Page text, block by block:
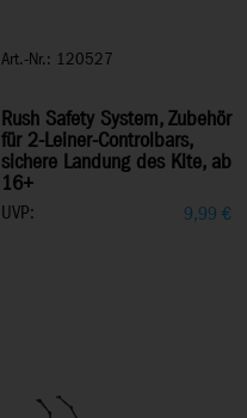
Art.-Nr.: 120527
Rush Safety System, Zubehör
für 2-Leiner-Controlbars,
sichere Landung des Kite, ab
16+
UVP: 9,99 €